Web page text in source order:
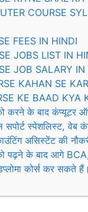
COURSE
FEES IN HINDI
JOBS LIST IN
JOB SALARY IN
KAHAN SE
KE BAAD KYA
करने के बाद कंप्यूटर
स्पेशलिस्ट, वेब
असिस्टेंट की
पढ़ने के बाद आगे
कोर्स कर सकते हैं।